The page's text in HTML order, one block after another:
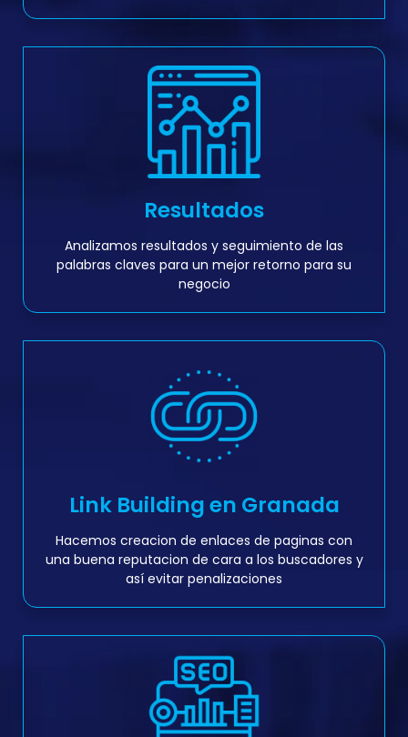
Resultados
Analizamos resultados y seguimiento de las
palabras claves para un mejor retorno para su
negocio
Link Building en Granada
Hacemos creacion de enlaces de paginas con
una buena reputacion de cara a los buscadores y
así evitar penalizaciones